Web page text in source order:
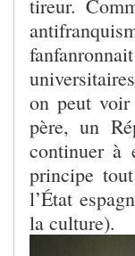
tireur.
on peut voir
père, un
continuer à
principe
l’État
la culture).